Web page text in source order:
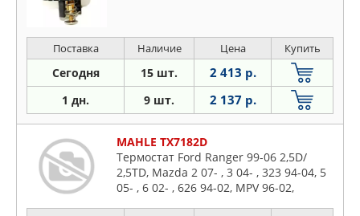
Поставка Наличие Цена Купить
Сегодня 15 шт. 2 413 р.
1 дн. 9 шт. 2 137 р.
MAHLE TX7182D
Термостат Ford Ranger 99-06 2,5D/
2,5TD, Mazda 2 07- , 3 04- , 323 94-04, 5
05- , 6 02- , 626 94-02, MPV 96-02,